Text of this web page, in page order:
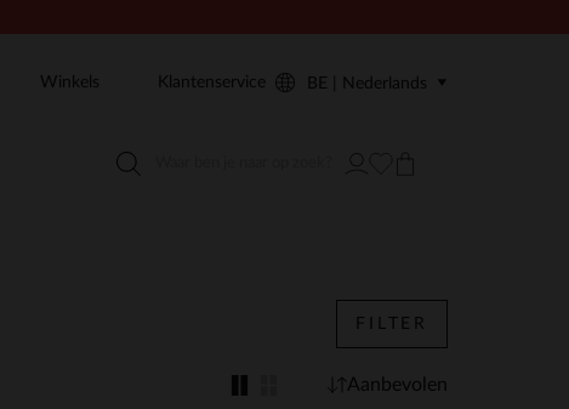
Winkels Klantenservice BE | Nederlands
FILTER
Aanbevolen